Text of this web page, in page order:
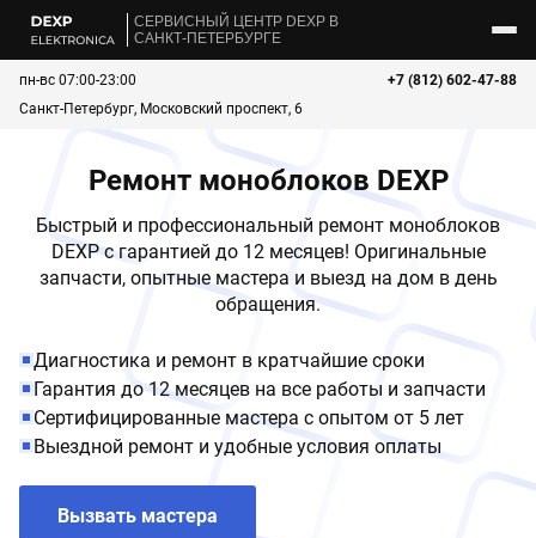
CЕРВИСНЫЙ ЦЕНТР DEXP В
САНКТ-ПЕТЕРБУРГЕ
+7 (812) 602-47-88
пн-вс 07:00-23:00
Санкт-Петербург, Московский проспект, 6
Ремонт моноблоков DEXP
Быстрый и профессиональный ремонт моноблоков
DEXP с гарантией до 12 месяцев! Оригинальные
запчасти, опытные мастера и выезд на дом в день
обращения.
Диагностика и ремонт в кратчайшие сроки
Гарантия до 12 месяцев на все работы и запчасти
Сертифицированные мастера с опытом от 5 лет
Выездной ремонт и удобные условия оплаты
Вызвать мастера